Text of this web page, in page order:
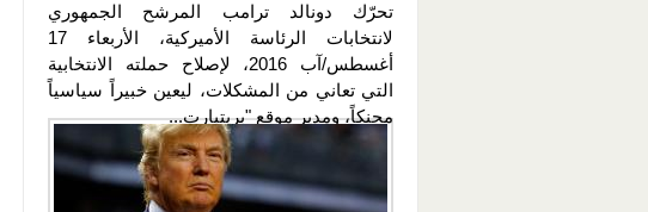
تحرّك دونالد ترامب المرشح الجمهوري
لانتخابات الرئاسة الأميركية، الأربعاء 17
أغسطس/آب 2016، لإصلاح حملته الانتخابية
التي تعاني من المشكلات، ليعين خبيراً سياسياً
محنكاً، ومدير موقع "بريتبارت...